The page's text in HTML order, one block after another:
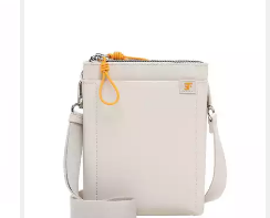
39,99 €
lieferbar - in 2-3 Werktagen bei dir